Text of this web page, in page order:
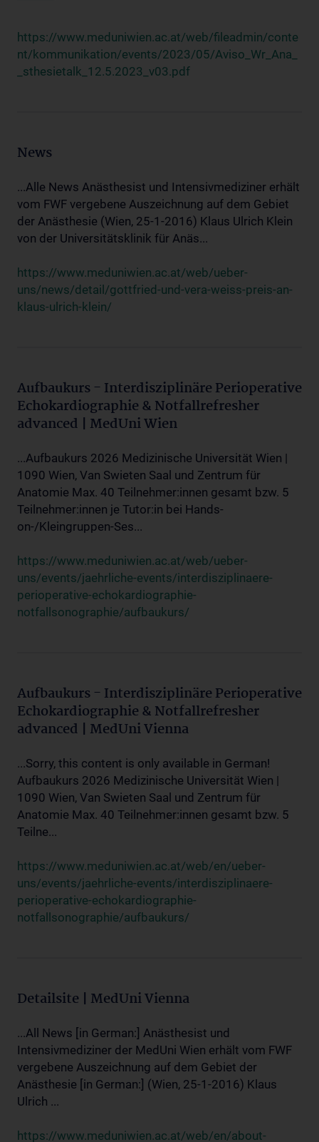
https://www.meduniwien.ac.at/web/fileadmin/conte
nt/kommunikation/events/2023/05/Aviso_Wr_Ana_
_sthesietalk_12.5.2023_v03.pdf
News
...Alle News Anästhesist und Intensivmediziner erhält
vom FWF vergebene Auszeichnung auf dem Gebiet
der Anästhesie (Wien, 25-1-2016) Klaus Ulrich Klein
von der Universitätsklinik für Anäs...
https://www.meduniwien.ac.at/web/ueber-
uns/news/detail/gottfried-und-vera-weiss-preis-an-
klaus-ulrich-klein/
Aufbaukurs - Interdisziplinäre Perioperative
Echokardiographie & Notfallrefresher
advanced | MedUni Wien
...Aufbaukurs 2026 Medizinische Universität Wien |
1090 Wien, Van Swieten Saal und Zentrum für
Anatomie Max. 40 Teilnehmer:innen gesamt bzw. 5
Teilnehmer:innen je Tutor:in bei Hands-
on-/Kleingruppen-Ses...
https://www.meduniwien.ac.at/web/ueber-
uns/events/jaehrliche-events/interdisziplinaere-
perioperative-echokardiographie-
notfallsonographie/aufbaukurs/
Aufbaukurs - Interdisziplinäre Perioperative
Echokardiographie & Notfallrefresher
advanced | MedUni Vienna
...Sorry, this content is only available in German!
Aufbaukurs 2026 Medizinische Universität Wien |
1090 Wien, Van Swieten Saal und Zentrum für
Anatomie Max. 40 Teilnehmer:innen gesamt bzw. 5
Teilne...
https://www.meduniwien.ac.at/web/en/ueber-
uns/events/jaehrliche-events/interdisziplinaere-
perioperative-echokardiographie-
notfallsonographie/aufbaukurs/
Detailsite | MedUni Vienna
...All News [in German:] Anästhesist und
Intensivmediziner der MedUni Wien erhält vom FWF
vergebene Auszeichnung auf dem Gebiet der
Anästhesie [in German:] (Wien, 25-1-2016) Klaus
Ulrich ...
https://www.meduniwien.ac.at/web/en/about-